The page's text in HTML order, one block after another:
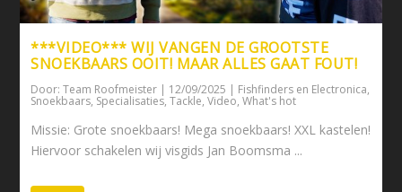
***VIDEO*** WIJ VANGEN DE GROOTSTE
SNOEKBAARS OOIT! MAAR ALLES GAAT FOUT!
Door:Team Roofmeister | 12/09/2025 | Fishfinders en Electronica,
Snoekbaars, Specialisaties,Tackle,Video,What's hot
Missie: Grote snoekbaars! Mega snoekbaars! XXL kastelen!
Hiervoor schakelen wij visgids Jan Boomsma ...